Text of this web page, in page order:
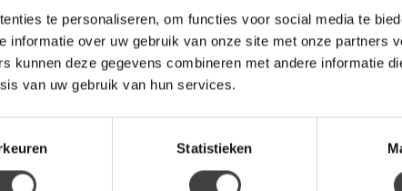
te personaliseren, om functies voor social media te
informatie over uw gebruik van onze site met onze partners
kunnen deze gegevens combineren met andere informatie
van uw gebruik van hun services.
Statistieken
STARFURN
Starfurn